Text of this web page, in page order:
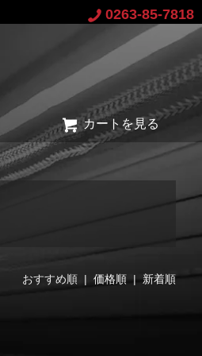
0263-85-7818
カートを見る
おすすめ順 | 価格順|新着順